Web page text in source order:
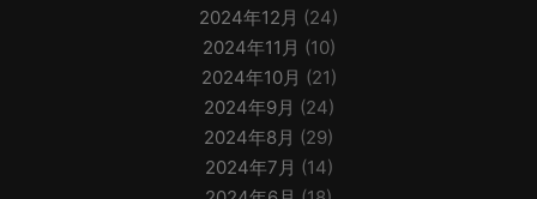
2024年12月 (24)
2024年11月 (10)
2024年10月 (21)
2024年9月 (24)
2024年8月 (29)
2024年7月 (14)